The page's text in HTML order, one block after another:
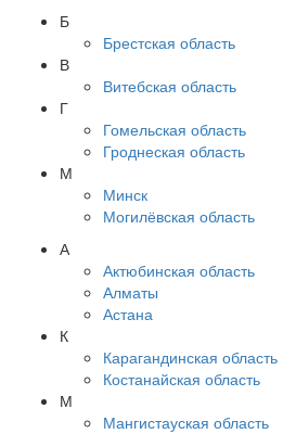
Б
Брестская область
В
Витебская область
Г
Гомельская область
Гроднеская область
М
Минск
Могилёвская область
А
Актюбинская область
Алматы
Астана
К
Карагандинская область
Костанайская область
М
Мангистауская область